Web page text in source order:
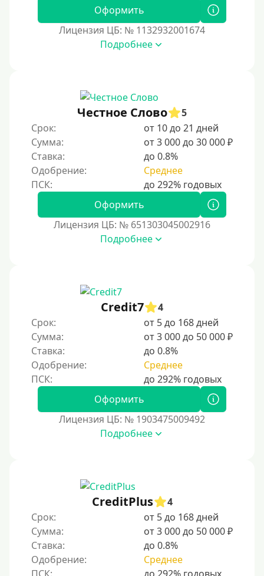
Оформить
Лицензия ЦБ: № 1132932001674
Подробнее
Честное Слово
5
Срок:
от 10 до 21 дней
Сумма:
от 3 000 до 30 000 ₽
Ставка:
до 0.8%
Одобрение:
Среднее
Оформить
Лицензия ЦБ: № 651303045002916
Подробнее
Credit7
4
Срок:
от 5 до 168 дней
Сумма:
от 3 000 до 50 000 ₽
Ставка:
до 0.8%
Одобрение:
Среднее
Оформить
Лицензия ЦБ: № 1903475009492
Подробнее
CreditPlus
4
Срок:
от 5 до 168 дней
Сумма:
от 3 000 до 50 000 ₽
Ставка:
до 0.8%
Одобрение:
Среднее